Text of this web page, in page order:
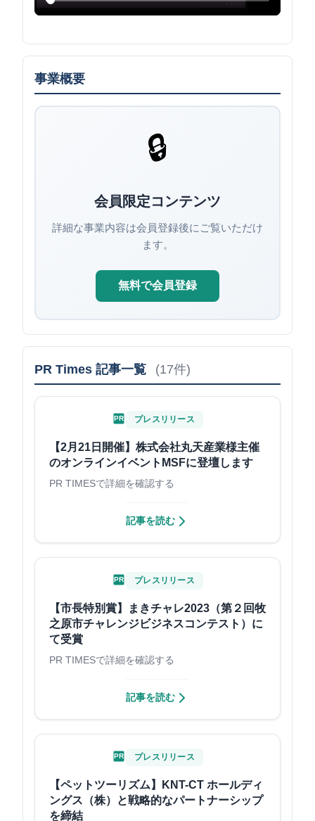
事業概要
🔒
会員限定コンテンツ
詳細な事業内容は会員登録後にご覧いただけ
ます。
無料で会員登録
PR Times 記事一覧 (17件)
PR プレスリリース
【2月21日開催】株式会社丸天産業様主催
のオンラインイベントMSFに登壇します
PR TIMESで詳細を確認する
記事を読む
PR プレスリリース
【市長特別賞】まきチャレ2023（第２回牧
之原市チャレンジビジネスコンテスト）に
て受賞
PR TIMESで詳細を確認する
記事を読む
PR プレスリリース
【ペットツーリズム】KNT-CT ホールディ
ングス（株）と戦略的なパートナーシップ
を締結